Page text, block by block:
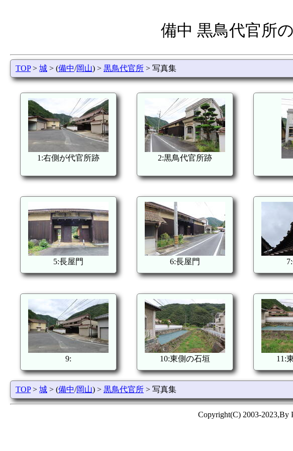
備中 黒鳥代官所
TOP> 城 > (備中/岡山) > 黒鳥代官所 > 写真集
1:右側が代官所跡 2:黒鳥代官所跡
5:長屋門 6:長屋門
9: 10:東側の石垣 11:
TOP> 城 > (備中/岡山) > 黒鳥代官所 > 写真集
Copyright(C) 2003-2023,By